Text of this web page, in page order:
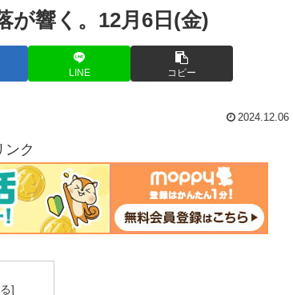
が響く。12月6日(金)
LINE コピー
2024.12.06
ンク